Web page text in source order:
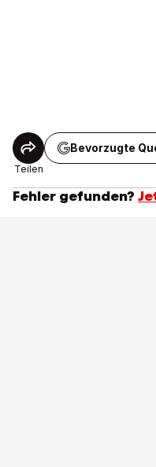
Teilen
Bevorzugte
Fehler gefunden?